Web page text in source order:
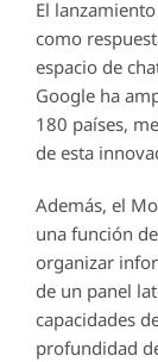
El
como
espacio de
Google ha
180 países,
de esta
Además, el
una función
organizar
de un panel
capacidades
profundidad